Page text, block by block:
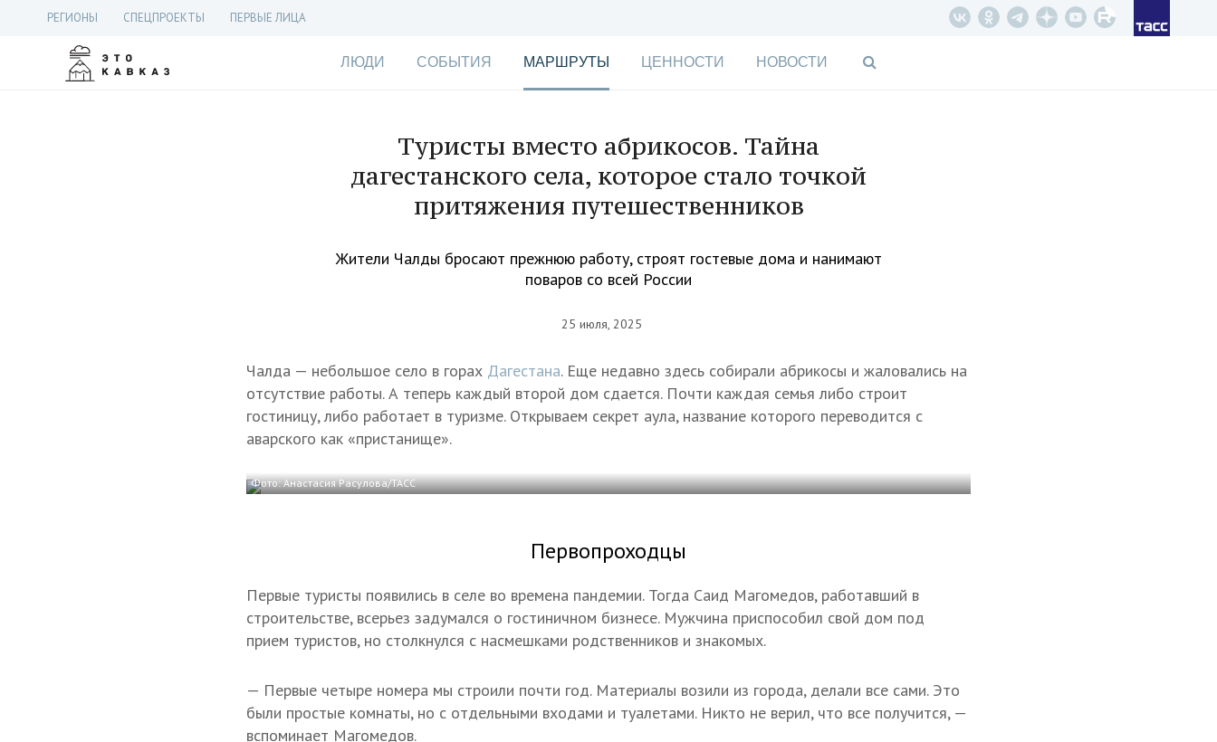
РЕГИОНЫ СПЕЦПРОЕКТЫ ПЕРВЫЕ ЛИЦА
ЛЮДИ СОБЫТИЯ МАРШРУТЫ ЦЕННОСТИ НОВОСТИ
Туристы вместо абрикосов. Тайна
дагестанского села, которое стало точкой
притяжения путешественников
Жители Чалды бросают прежнюю работу, строят гостевые дома и нанимают
поваров со всей России
25 июля, 2025
Чалда — небольшое село в горах Дагестана. Еще недавно здесь собирали абрикосы и жаловались на
отсутствие работы. А теперь каждый второй дом сдается. Почти каждая семья либо строит
гостиницу, либо работает в туризме. Открываем секрет аула, название которого переводится с
аварского как «пристанище».
Фото: Анастасия Расулова/ТАСС
Первопроходцы
Первые туристы появились в селе во времена пандемии. Тогда Саид Магомедов, работавший в
строительстве, всерьез задумался о гостиничном бизнесе. Мужчина приспособил свой дом под
прием туристов, но столкнулся с насмешками родственников и знакомых.
— Первые четыре номера мы строили почти год. Материалы возили из города, делали все сами. Это
были простые комнаты, но с отдельными входами и туалетами. Никто не верил, что все получится, —
вспоминает Магомедов.